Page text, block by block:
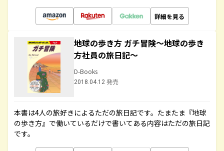
詳細を見る
地球の歩き方 ガチ冒険～地球の歩き
方社員の旅日記～
D-Books
2018.04.12 発売
本書は4人の旅好きによるただの旅日記です。たまたま『地球
の歩き方』で働いているだけで書いてある内容はただの旅日記
です。